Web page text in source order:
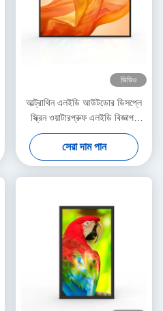
ভিডিও
আল্ট্রাথিন এলইডি আউটডোর ডিসপ্লে
স্ক্রিন ওয়াটারপ্রুফ এলইডি বিজ্ঞাপন
বোল্ডার অ্যান্ড্রয়েড ওএস 11
সেরা দাম পান